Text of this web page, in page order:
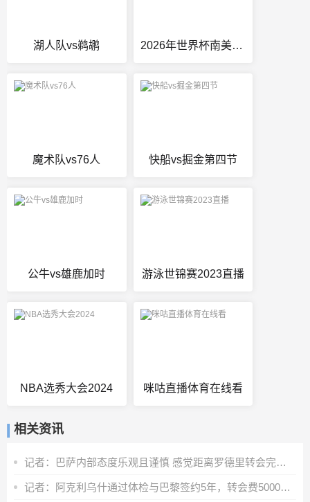
湖人队vs鹈鹕 2026年世界杯南美区预选赛分组
魔术队vs76人 快船vs掘金第四节
公牛vs雄鹿加时 游泳世锦赛2023直播
NBA选秀大会2024 咪咕直播体育在线看
相关资讯
记者：巴萨内部态度乐观且谨慎 感觉距离罗德里转会完成更近了
记者：阿克利乌什通过体检与巴黎签约5年，转会费5000万欧元